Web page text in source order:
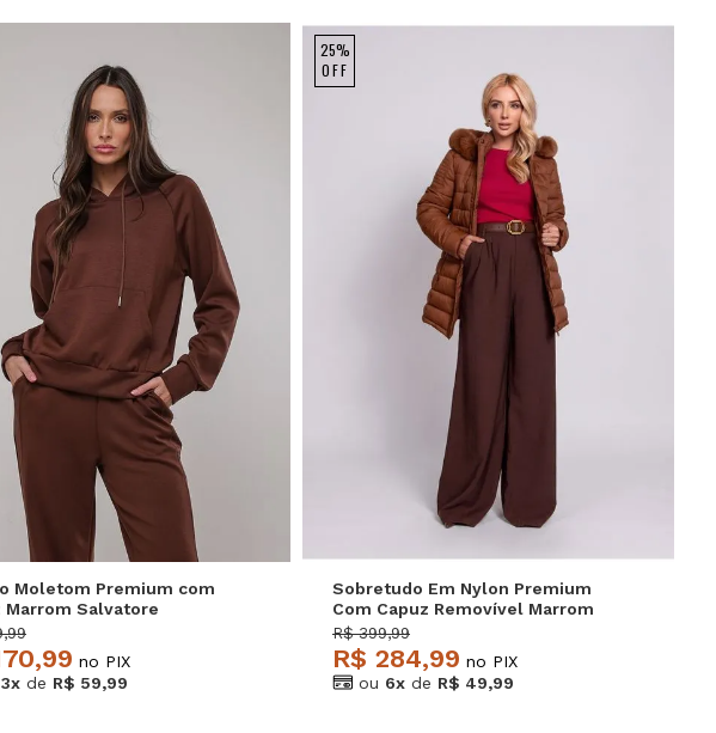
G
Moletom Premium com
Marrom Salvatore
no PIX
3x de R$ 59,99
25%
OFF
M
Sobretudo Em Nylon Premium
Com Capuz Removível Marrom
Salvatore
R$ 399,99
R$ 284,99 no PIX
ou 6x de R$ 49,99